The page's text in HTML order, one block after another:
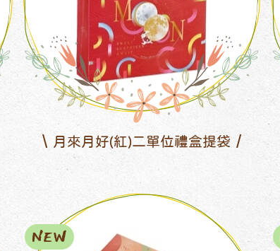
月來月好(紅)二單位禮盒提袋
NEW